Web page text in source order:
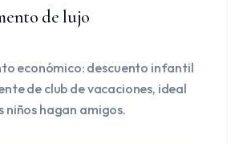
de lujo
económico: descuento infantil
de club de vacaciones, ideal
niños hagan amigos.